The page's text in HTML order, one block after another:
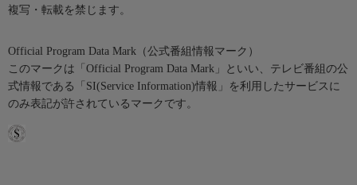
複写・転載を禁じます。
Official Program Data Mark（公式番組情報マーク）
このマークは「Official Program Data Mark」といい、テレビ番組の公
式情報である「SI(Service Information)情報」を利用したサービスに
のみ表記が許されているマークです。